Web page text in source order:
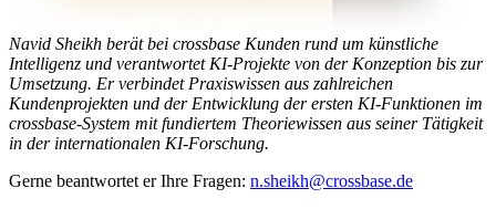
Navid Sheikh berät bei crossbase Kunden rund um künstliche
Intelligenz und verantwortet KI-Projekte von der Konzeption bis zur
Umsetzung. Er verbindet Praxiswissen aus zahlreichen
Kundenprojekten und der Entwicklung der ersten KI-Funktionen im
crossbase-System mit fundiertem Theoriewissen aus seiner Tätigkeit
in der internationalen KI-Forschung.
Gerne beantwortet er Ihre Fragen: n.sheikh@crossbase.de